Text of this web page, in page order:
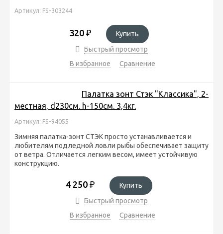
Артикул: FS-303244
320 ₽
Купить
Быстрый просмотр
В избранное
Сравнение
Палатка зонт Стэк "Классика", 2-
местная, d230см. h-150см. 3,4кг.
Артикул: FS-94055
Зимняя палатка-зонт СТЭК просто устанавливается и
любителям подледной ловли рыбы обеспечивает защиту
от ветра. Отличается легким весом, имеет устойчивую
конструкцию.
4 250 ₽
Купить
Быстрый просмотр
В избранное
Сравнение